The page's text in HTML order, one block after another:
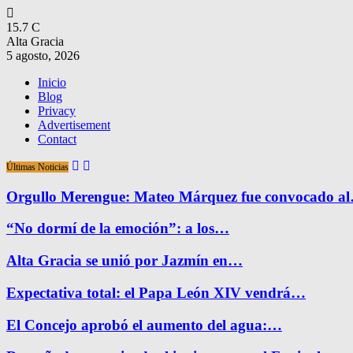
15.7 C
Alta Gracia
5 agosto, 2026
Inicio
Blog
Privacy
Advertisement
Contact
Últimas Noticias
Orgullo Merengue: Mateo Márquez fue convocado
“No dormí de la emoción”: a los…
Alta Gracia se unió por Jazmín en…
Expectativa total: el Papa León XIV vendrá…
El Concejo aprobó el aumento del agua:…